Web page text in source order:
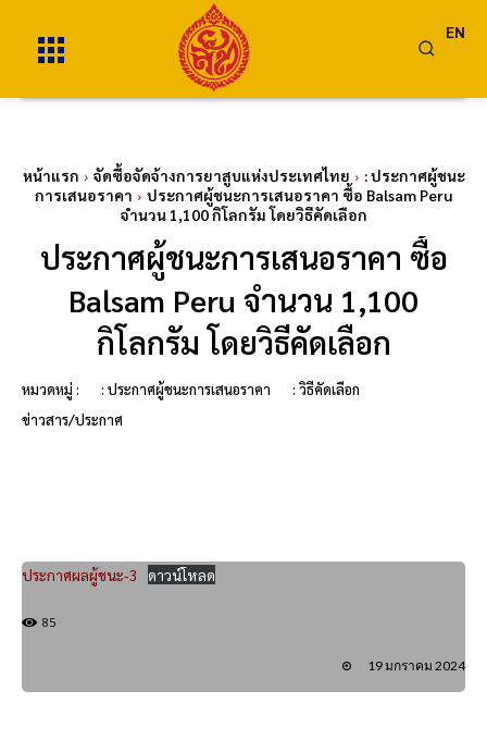
EN
หน้าแรก จัดซื้อจัดจ้างการยาสูบแห่งประเทศไทย
: ประกาศผู้ชนะ
การเสนอราคา
ประกาศผู้ชนะการเสนอราคา ซื้อ Balsam Peru
จำนวน 1,100 กิโลกรัม โดยวิธีคัดเลือก
ประกาศผู้ชนะการเสนอราคา ซื้อ
Balsam Peru จำนวน 1,100
กิโลกรัม โดยวิธีคัดเลือก
หมวดหมู่ : : ประกาศผู้ชนะการเสนอราคา
: วิธีคัดเลือก
ข่าวสาร/ประกาศ
ประกาศผลผู้ชนะ-3 ดาวน์โหลด
85
19 มกราคม 2024